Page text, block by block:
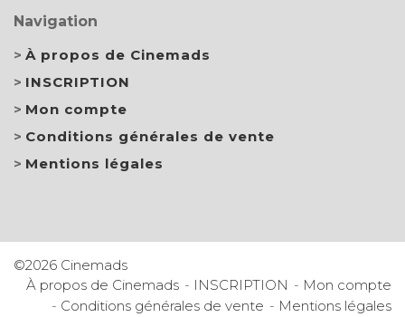
Navigation
À propos de Cinemads
INSCRIPTION
Mon compte
Conditions générales de vente
Mentions légales
©2026 Cinemads
À propos de Cinemads
INSCRIPTION
Mon compte
Conditions générales de vente
Mentions légales